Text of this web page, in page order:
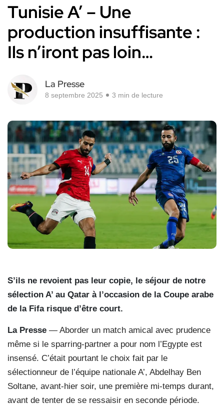
Tunisie A’ – Une
production insuffisante :
Ils n’iront pas loin…
La Presse
8 septembre 2025 3 min de lecture
S’ils ne revoient pas leur copie, le séjour de notre
sélection A’ au Qatar à l’occasion de la Coupe arabe
de la Fifa risque d’être court.
La Presse — Aborder un match amical avec prudence
même si le sparring-partner a pour nom l’Egypte est
insensé. C’était pourtant le choix fait par le
sélectionneur de l’équipe nationale A’, Abdelhay Ben
Soltane, avant-hier soir, une première mi-temps durant,
avant de tenter de se ressaisir en seconde période.